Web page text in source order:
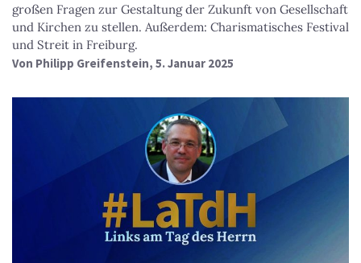
großen Fragen zur Gestaltung der Zukunft von Gesellschaft
und Kirchen zu stellen. Außerdem: Charismatisches Festival
und Streit in Freiburg.
Von Philipp Greifenstein, 5. Januar 2025